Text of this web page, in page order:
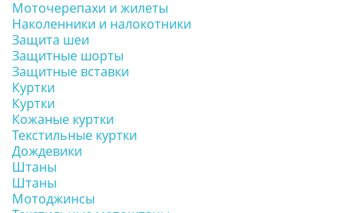
Моточерепахи и жилеты
Наколенники и налокотники
Защита шеи
Защитные шорты
Защитные вставки
Куртки
Куртки
Кожаные куртки
Текстильные куртки
Дождевики
Штаны
Штаны
Мотоджинсы